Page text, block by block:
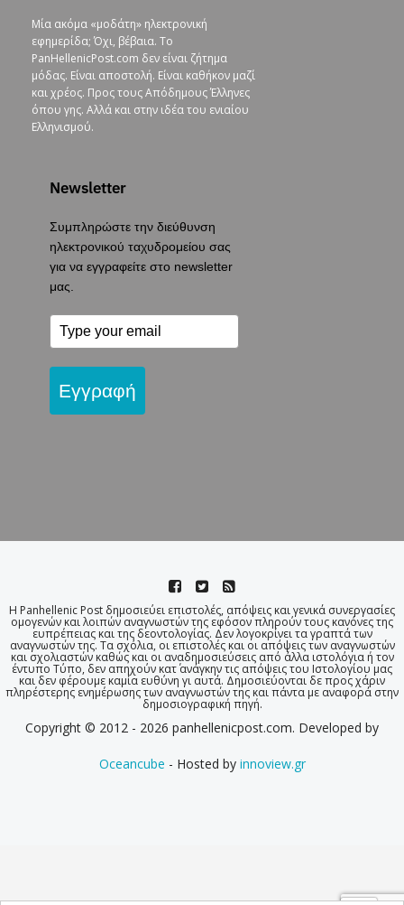
Μία ακόμα «μοδάτη» ηλεκτρονική
εφημερίδα; Όχι, βέβαια. To
PanHellenicPost.com δεν είναι ζήτημα
μόδας. Είναι αποστολή. Είναι καθήκον μαζί
και χρέος. Προς τους Απόδημους Έλληνες
όπου γης. Αλλά και στην ιδέα του ενιαίου
Ελληνισμού.
Newsletter
Συμπληρώστε την διεύθυνση
ηλεκτρονικού ταχυδρομείου σας
για να εγγραφείτε στο newsletter
μας.
Εγγραφή
Η Panhellenic Post δημοσιεύει επιστολές, απόψεις και γενικά συνεργασίες
ομογενών και λοιπών αναγνωστών της εφόσον πληρούν τους κανόνες της
ευπρέπειας και της δεοντολογίας. Δεν λογοκρίνει τα γραπτά των
αναγνωστών της. Τα σχόλια, οι επιστολές και οι απόψεις των αναγνωστών
και σχολιαστών καθώς και οι αναδημοσιεύσεις από άλλα ιστολόγια ή τον
έντυπο Τύπο, δεν απηχούν κατ΄ ανάγκην τις απόψεις του Ιστολογίου μας
και δεν φέρουμε καμία ευθύνη γι αυτά. Δημοσιεύονται δε προς χάριν
πληρέστερης ενημέρωσης των αναγνωστών της και πάντα με αναφορά στην
δημοσιογραφική πηγή.
Copyright © 2012 - 2026 panhellenicpost.com. Developed by
Oceancube - Hosted by innoview.gr